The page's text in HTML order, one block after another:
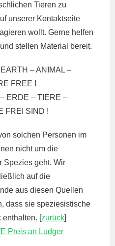
Tieren zu
unserer Kontaktseite
wollt. Gerne helfen
stellen Material bereit.
– ANIMAL –
FREE !
ERDE – TIERE –
FREI SIND !
solchen Personen im
nicht um die
Spezies geht. Wir
auf die
aus diesen Quellen
dass sie speziesistische
enthalten. [zurück]
Preis an Ludger